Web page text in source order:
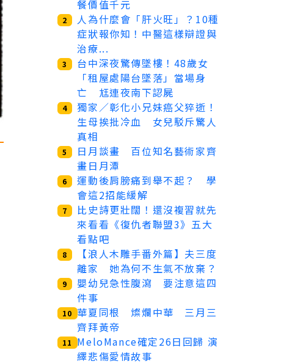
餐價值千元
2
人為什麼會「肝火旺」？10種
症狀報你知！中醫這樣辯證與
治療...
3
台中深夜驚傳墜樓！48歲女
「租屋處陽台墜落」當場身
亡 尪連夜南下認屍
4
獨家／彰化小兄妹癌父猝逝！
生母挨批冷血 女兒駁斥驚人
真相
5
日月談畫 百位知名藝術家齊
畫日月潭
6
運動後肩膀痛到舉不起？ 學
會這2招能緩解
7
比史詩更壯闊！還沒複習就先
來看看《復仇者聯盟3》五大
看點吧
8
【浪人木雕手番外篇】夫三度
離家 她為何不生氣不放棄？
9
嬰幼兒急性腹瀉 要注意這四
件事
10 華夏同根 燦爛中華 三月三
齊拜黃帝
11
MeloMance確定26日回歸 演
繹悲傷愛情故事